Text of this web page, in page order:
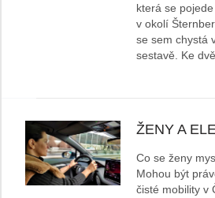
která se
v okolí
se sem chystá
sestavě. Ke
ŽENY A
Co se ženy
Mohou být
čisté mobility v